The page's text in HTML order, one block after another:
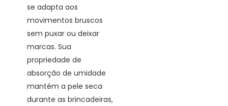
se adapta aos
movimentos bruscos
sem puxar ou deixar
marcas. Sua
propriedade de
absorção de umidade
mantém a pele seca
durante as brincadeiras,